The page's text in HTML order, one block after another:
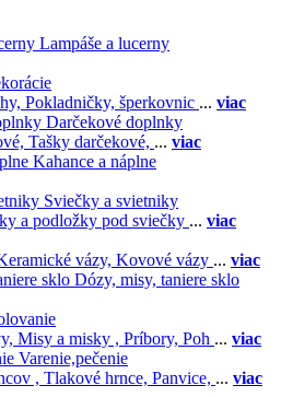
Lampáše a lucerny
Pokladničky, šperkovnic ... viac
Darčekové doplnky
Tašky darčekové, ... viac
Kahance a náplne
Sviečky a svietniky
a podložky pod sviečky ... viac
vázy, Kovové vázy ... viac
Dózy, misy, taniere sklo
Misy a misky , Príbory, Poh ... viac
Varenie,pečenie
, Tlakové hrnce, Panvice, ... viac